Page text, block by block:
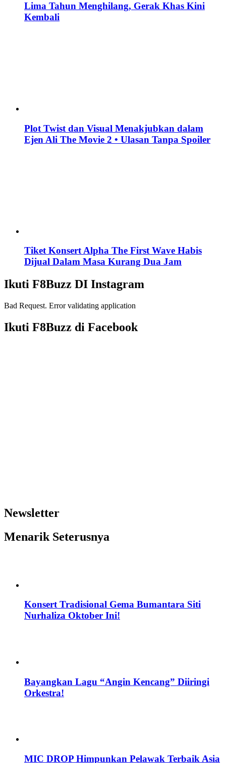
Lima Tahun Menghilang, Gerak Khas Kini
Kembali
Plot Twist dan Visual Menakjubkan dalam
Ejen Ali The Movie 2 • Ulasan Tanpa Spoiler
Tiket Konsert Alpha The First Wave Habis
Dijual Dalam Masa Kurang Dua Jam
Ikuti F8Buzz DI Instagram
Bad Request. Error validating application
Ikuti F8Buzz di Facebook
Newsletter
Menarik Seterusnya
Konsert Tradisional Gema Bumantara Siti
Nurhaliza Oktober Ini!
Bayangkan Lagu “Angin Kencang” Diiringi
Orkestra!
MIC DROP Himpunkan Pelawak Terbaik Asia